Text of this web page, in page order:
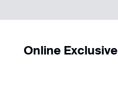
Online Exclusive